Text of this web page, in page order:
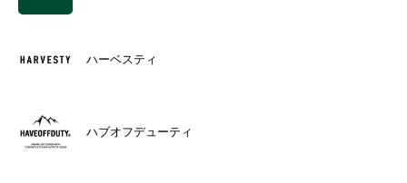
ハーベスティ
ハブオフデューティ